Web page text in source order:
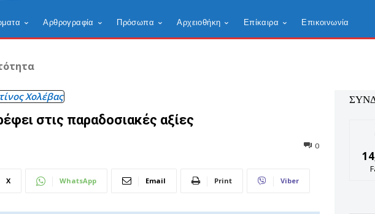
Αρθρογραφία Πρόσωπα Αρχειοθήκη Επίκαιρα Επικοινωνία
Χολέβας
στις παραδοσιακές αξίες
0
X WhatsApp Email Print Viber